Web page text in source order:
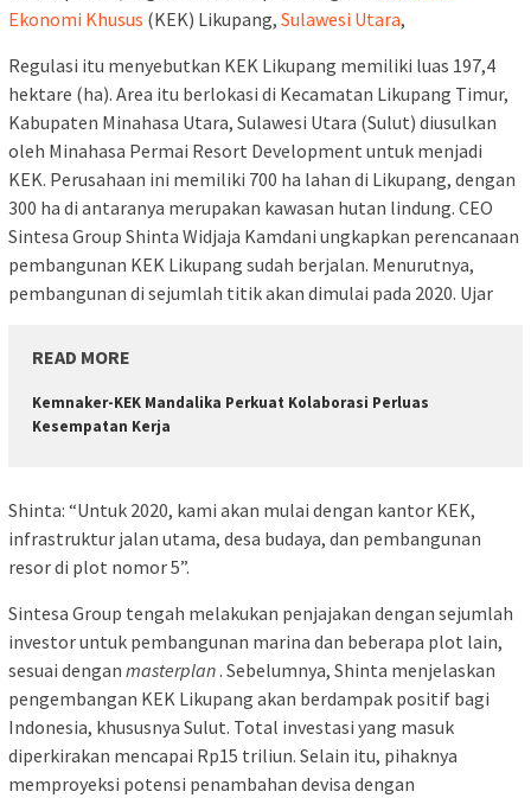
Ekonomi Khusus (KEK) Likupang, Sulawesi Utara,
Regulasi itu menyebutkan KEK Likupang memiliki luas 197,4
hektare (ha). Area itu berlokasi di Kecamatan Likupang Timur,
Kabupaten Minahasa Utara, Sulawesi Utara (Sulut) diusulkan
oleh Minahasa Permai Resort Development untuk menjadi
KEK. Perusahaan ini memiliki 700 ha lahan di Likupang, dengan
300 ha di antaranya merupakan kawasan hutan lindung. CEO
Sintesa Group Shinta Widjaja Kamdani ungkapkan perencanaan
pembangunan KEK Likupang sudah berjalan. Menurutnya,
pembangunan di sejumlah titik akan dimulai pada 2020. Ujar
READ MORE
Kemnaker-KEK Mandalika Perkuat Kolaborasi Perluas
Kesempatan Kerja
Shinta: “Untuk 2020, kami akan mulai dengan kantor KEK,
infrastruktur jalan utama, desa budaya, dan pembangunan
resor di plot nomor 5”.
Sintesa Group tengah melakukan penjajakan dengan sejumlah
investor untuk pembangunan marina dan beberapa plot lain,
sesuai dengan masterplan. Sebelumnya, Shinta menjelaskan
pengembangan KEK Likupang akan berdampak positif bagi
Indonesia, khususnya Sulut. Total investasi yang masuk
diperkirakan mencapai Rp15 triliun. Selain itu, pihaknya
memproyeksi potensi penambahan devisa dengan